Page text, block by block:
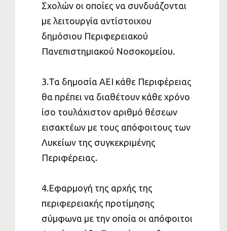
Σχολών οι οποίες να συνδυάζονται
με λειτουργία αντίστοιχου
δημόσιου Περιφερειακού
Πανεπιστημιακού Νοσοκομείου.
3.Τα δημοσία ΑΕΙ κάθε Περιφέρειας
θα πρέπει να διαθέτουν κάθε χρόνο
ίσο τουλάχιστον αριθμό θέσεων
εισακτέων με τους απόφοιτους των
Λυκείων της συγκεκριμένης
Περιφέρειας.
4.Εφαρμογή της αρχής της
περιφερειακής προτίμησης
σύμφωνα με την οποία οι απόφοιτοι